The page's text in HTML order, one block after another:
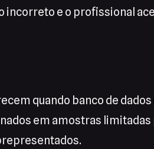
incorreto e o profissional
quando banco de
em amostras